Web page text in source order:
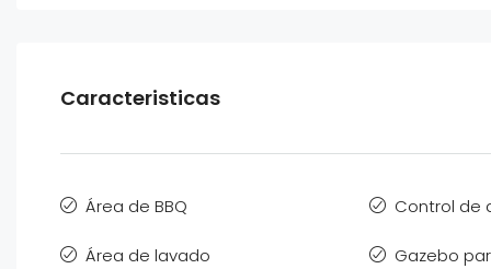
Caracteristicas
Área de BBQ
Área de lavado
Control de
Gazebo